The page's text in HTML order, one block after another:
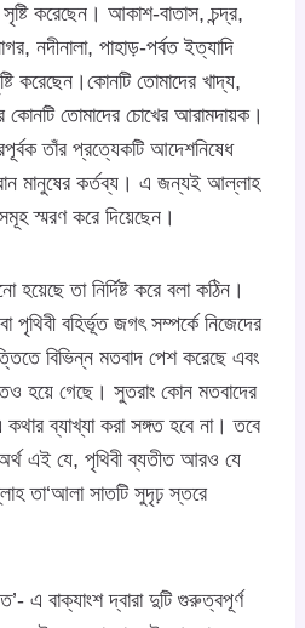
করেছেন। আকাশ-বাতাস, চন্দ্র,
নদীনালা, পাহাড়-পর্বত ইত্যাদি
করেছেন।কোনটি তোমাদের খাদ্য,
কোনটি তোমাদের চোখের আরামদায়ক।
তাঁর প্রত্যেকটি আদেশনিষেধ
মানুষের কর্তব্য। এ জন্যই আল্লাহ
স্মরণ করে দিয়েছেন।
তা নির্দিষ্ট করে বলা কঠিন।
বহির্ভূত জগৎ সম্পর্কে নিজেদের
বিভিন্ন মতবাদ পেশ করেছে এবং
হয়ে গেছে। সুতরাং কোন মতবাদের
ব্যাখ্যা করা সঙ্গত হবে না। তবে
এই যে, পৃথিবী ব্যতীত আরও যে
তা‘আলা সাতটি সুদৃঢ় স্তরে
এ বাক্যাংশ দ্বারা দুটি গুরুত্বপূর্ণ